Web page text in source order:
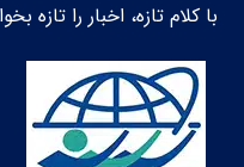
با کلام تازه، اخبار را تازه